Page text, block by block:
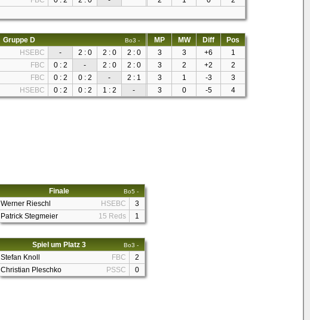
Gruppe D Bo3 - MP MW Diff
Pos
HSEBC - 2 : 0 2 : 0 2 : 0 3 3 +6
1
FBC 0 : 2 - 2 : 0 2 : 0 3 2 +2
2
FBC 0 : 2 0 : 2 - 2 : 1 3 1 -3
3
HSEBC 0 : 2 0 : 2 1 : 2 - 3 0 -5 4
Finale Bo5 -
Werner Rieschl HSEBC
3
Patrick Stegmeier
15 Reds 1
Spiel um Platz 3 Bo3 -
Stefan Knoll FBC
2
Christian Pleschko
PSSC 0